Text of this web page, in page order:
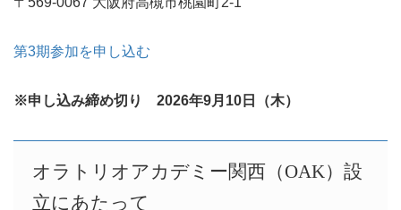
第3期参加を申し込む
※申し込み締め切り 2026年9月10日（木）
オラトリオアカデミー関西（OAK）設
立にあたって